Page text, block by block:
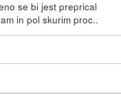
se bi jest preprical
in pol skurim proc..